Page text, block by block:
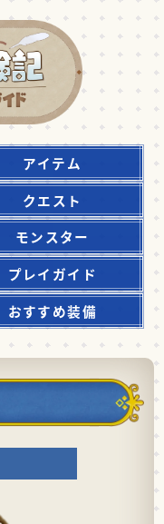
アイテム
クエスト
モンスター
プレイガイド
おすすめ装備